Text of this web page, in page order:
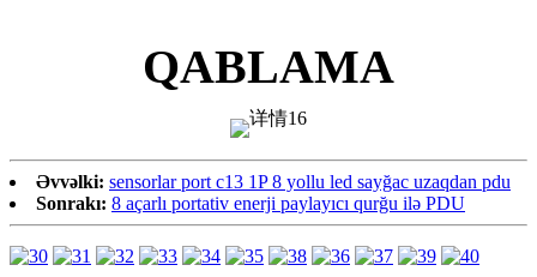
QABLAMA
Əvvəlki: sensorlar port c13 1P 8 yollu led sayğac uzaqdan pdu
Sonrakı: 8 açarlı portativ enerji paylayıcı qurğu ilə PDU